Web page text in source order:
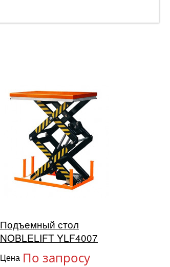
Подъемный стол
NOBLELIFT YLF4007
Цена По запросу